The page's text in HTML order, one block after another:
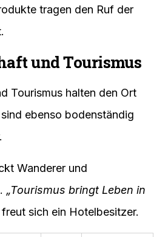
tragen den Ruf der
und Tourismus
Tourismus halten den Ort
ebenso bodenständig
Wanderer und
„Tourismus bringt Leben in
freut sich ein Hotelbesitzer.